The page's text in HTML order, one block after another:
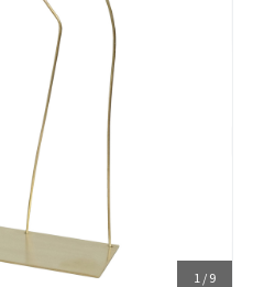
1 /9